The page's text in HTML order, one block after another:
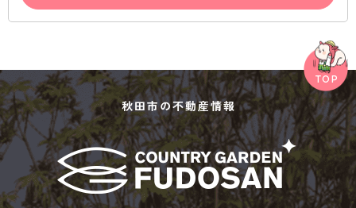
秋田市の不動産情報